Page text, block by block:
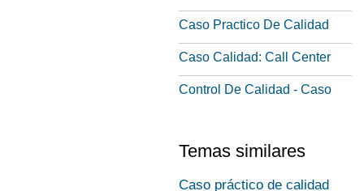
Caso Practico De Calidad
Caso Calidad: Call Center
Control De Calidad - Caso
Temas similares
Caso práctico de calidad